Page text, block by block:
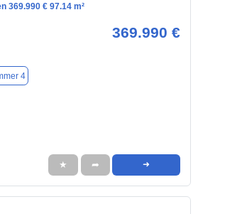
369.990 € 97.14 m²
369.990 €
4
★ ➦ ➜